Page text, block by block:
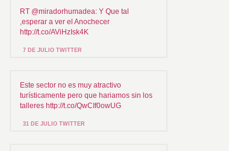
RT @miradorhumadea: Y Que tal
,esperar a ver el Anochecer
http://t.co/AViHzIsk4K
7 DE JULIO TWITTER
Este sector no es muy atractivo
turísticamente pero que hariamos sin los
talleres http://t.co/QwCIf0owUG
31 DE JULIO TWITTER